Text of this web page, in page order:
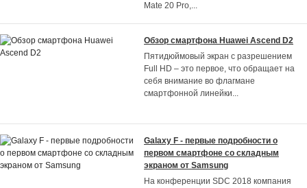
Mate 20 Pro,...
Обзор смартфона Huawei Ascend D2
Пятидюймовый экран с разрешением
Full HD – это первое, что обращает на
себя внимание во флагмане
смартфонной линейки...
Galaxy F - первые подробности о
первом смартфоне со складным
экраном от Samsung
На конференции SDC 2018 компания